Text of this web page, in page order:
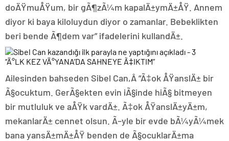
doÄŸmuÅŸum, bir gÃ¶zÃ¼m kapalÄ±ymÄ±ÅŸ. Annem
diyor ki baya kiloluydun diyor o zamanlar. Bebeklikten
beri bende Ã¶dem var” ifadelerini kullandÄ±.
“Ä°LK KEZ VÄ°YANA’DA SAHNEYE Ã‡IKTIM”
Ailesinden bahseden Sibel Can,Â “Ã‡ok ÅŸanslÄ± bir
Ã§ocuktum. GerÃ§ekten evin iÃ§inde hiÃ§ bitmeyen
bir mutluluk ve aÅŸk vardÄ±. Ã‡ok ÅŸanslÄ±yÄ±m,
mekanlarÄ± cennet olsun. Ã–yle bir evde bÃ¼yÃ¼mek
bana yansÄ±mÄ±ÅŸ benden de Ã§ocuklarÄ±ma